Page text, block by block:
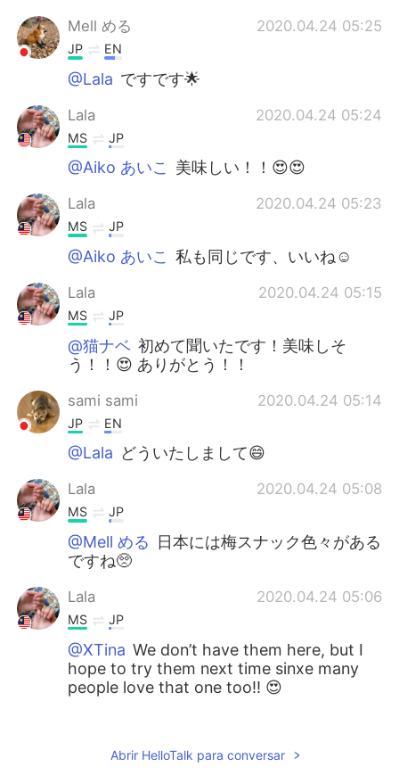
Mell める 2020.04.24 05:25
JP EN
@Lala ですです🌟
Lala 2020.04.24 05:24
MS JP
@Aiko あいこ 美味しい！！😍😍
Lala 2020.04.24 05:23
MS JP
@Aiko あいこ 私も同じです、いいね☺️
Lala 2020.04.24 05:15
MS JP
@猫ナベ 初めて聞いたです！美味しそ
う！！😍 ありがとう！！
sami sami 2020.04.24 05:14
JP EN
@Lala どういたしまして😄
Lala 2020.04.24 05:08
MS JP
@Mell める
日本には梅スナック色々がある
ですね🥺
Lala 2020.04.24 05:06
MS JP
@XTina We don’t have them here, but I
hope to try them next time sinxe many
people love that one too!! 😍
Abrir HelloTalk para conversar